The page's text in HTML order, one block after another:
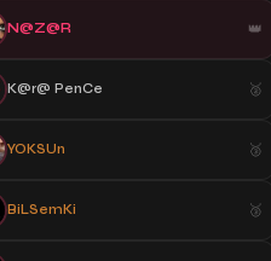
N@Z@R
K@r@ PenCe
YOKSUn
BiLSemKi